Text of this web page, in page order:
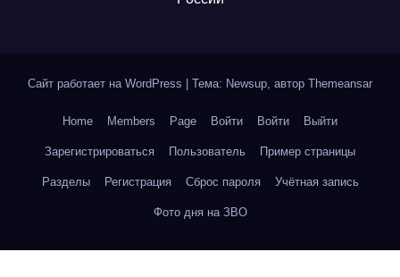
Сайт работает на WordPress Тема: Newsup, автор Themeansar
Home Members Page Войти Войти Выйти
Зарегистрироваться Пользователь Пример страницы
Разделы Регистрация Сброс пароля Учётная запись
Фото дня на ЗВО